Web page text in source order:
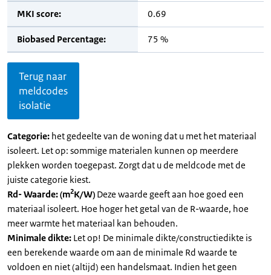
MKI score: 0.69
Biobased Percentage: 75 %
Terug naar
meldcodes
isolatie
Categorie: het gedeelte van de woning dat u met het materiaal
isoleert. Let op: sommige materialen kunnen op meerdere
plekken worden toegepast. Zorgt dat u de meldcode met de
juiste categorie kiest.
Rd- Waarde: (m2K/W) Deze waarde geeft aan hoe goed een
materiaal isoleert. Hoe hoger het getal van de R-waarde, hoe
meer warmte het materiaal kan behouden.
Minimale dikte: Let op! De minimale dikte/constructiedikte is
een berekende waarde om aan de minimale Rd waarde te
voldoen en niet (altijd) een handelsmaat. Indien het geen